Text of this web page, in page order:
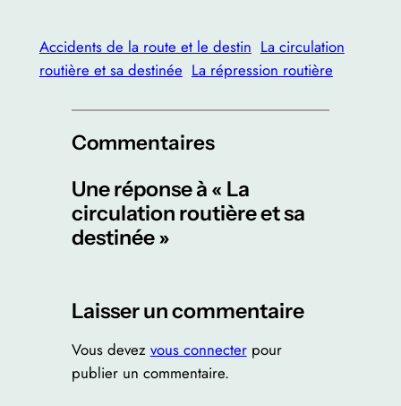
Accidents de la route et le destin La circulation
routière et sa destinée La répression routière
Commentaires
Une réponse à « La
circulation routière et sa
destinée »
Laisser un commentaire
Vous devez vous connecterpour
publier un commentaire.